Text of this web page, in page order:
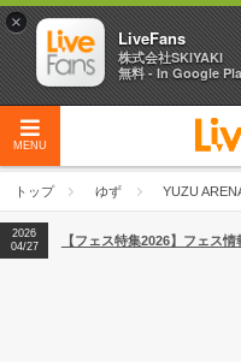
MENU
トップ ゆず YUZU
2026
04/27
2026
【ライブ動員ランキング】
2026
04/27
【フェス特集2026】フェス情
×
LiveFans
株式会社SKIYAKI
無料 - In Google